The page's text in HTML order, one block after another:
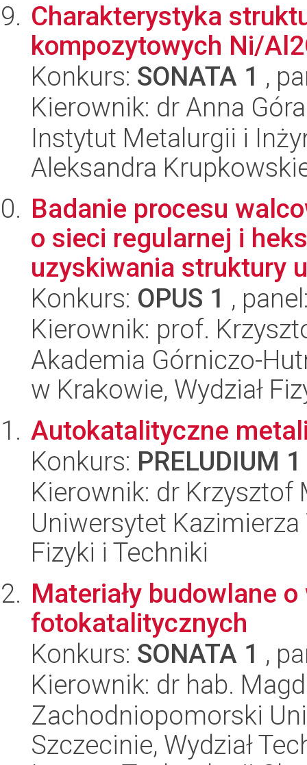
Charakterystyka
kompozytowych Ni/
Konkurs: SONATA 1 ,
Kierownik: dr Anna
Instytut Metalurgii i
Aleksandra
Badanie procesu
o sieci regularnej i
uzyskiwania struktury
Konkurs: OPUS 1 ,
Kierownik: prof.
Akademia Górniczo-
w Krakowie, Wydział
Autokatalityczne
Konkurs: PRELUDIUM 1
Kierownik: dr Krzysztof
Uniwersytet Kazimierza
Fizyki i Techniki
Materiały budowlane
fotokatalitycznych
Konkurs: SONATA 1 ,
Kierownik: dr hab.
Zachodniopomorski
Szczecinie, Wydział